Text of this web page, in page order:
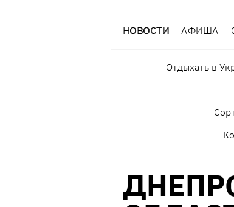
НОВОСТИ АФИША
Отдыхать в